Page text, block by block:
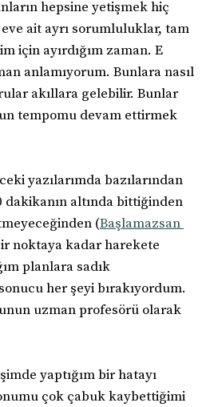
hepsine yetişmek hiç
ait ayrı sorumluluklar, tam
için ayırdığım zaman. E
anlamıyorum. Bunlara nasıl
akıllara gelebilir. Bunlar
tempomu devam ettirmek
yazılarımda bazılarından
altında bittiğinden
(Başlamazsan
noktaya kadar harekete
planlara sadık
her şeyi bırakıyordum.
uzman profesörü olarak
yaptığım bir hatayı
çok çabuk kaybettiğimi